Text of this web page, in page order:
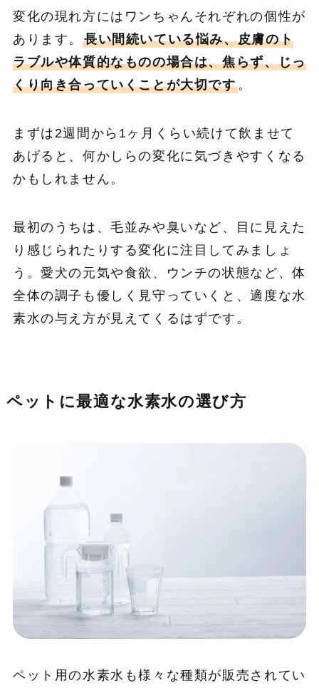
変化の現れ方にはワンちゃんそれぞれの個性が
あります。 長い間続いている悩み、皮膚のト
ラブルや体質的なものの場合は、焦らず、じっ
くり向き合っていくことが大切です。
まずは2週間から1ヶ月くらい続けて飲ませて
あげると、何かしらの変化に気づきやすくなる
かもしれません。
最初のうちは、毛並みや臭いなど、目に見えた
り感じられたりする変化に注目してみましょ
う。愛犬の元気や食欲、ウンチの状態など、体
全体の調子も優しく見守っていくと、適度な水
素水の与え方が見えてくるはずです。
ペットに最適な水素水の選び方
ペット用の水素水も様々な種類が販売されてい